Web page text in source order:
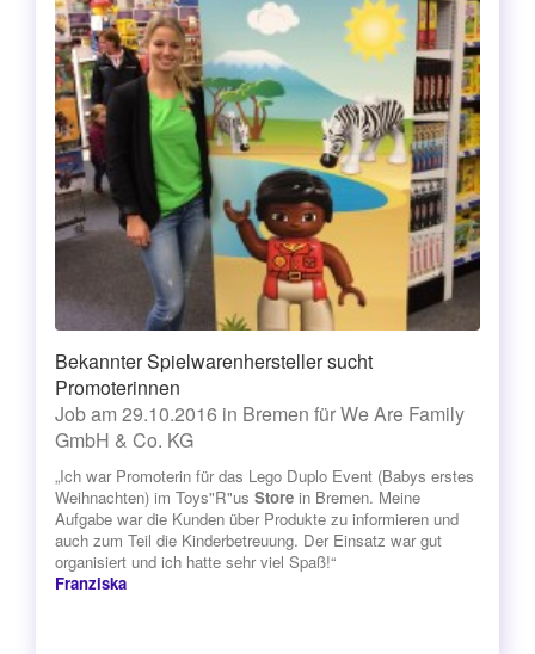
Bekannter Spielwarenhersteller sucht
Promoterinnen
Job am 29.10.2016 in Bremen für We Are Family
GmbH & Co. KG
„Ich war Promoterin für das Lego Duplo Event (Babys erstes
Weihnachten) im Toys"R"us Store in Bremen. Meine
Aufgabe war die Kunden über Produkte zu informieren und
auch zum Teil die Kinderbetreuung. Der Einsatz war gut
organisiert und ich hatte sehr viel Spaß!“
Franziska